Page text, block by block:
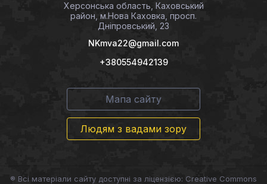
Херсонська область, Каховський
район, м.Нова Каховка, просп.
Дніпровський, 23
NKmva22@gmail.com
+380554942139
Мапа сайту
Людям з вадами зору
® Всі матеріали сайту доступні за ліцензією: Creative Commons